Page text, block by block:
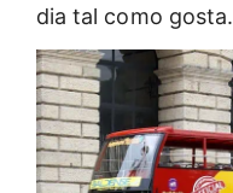
dia tal como gosta.